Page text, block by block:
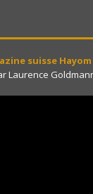
suisse Hayom
Laurence